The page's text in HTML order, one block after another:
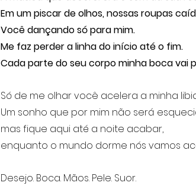
Em um piscar de olhos, nossas roupas
Você dançando só para mim.
Me faz perder a linha do início até o fim.
Cada parte do seu corpo minha boca vai
Só de me olhar você acelera a minha
Um sonho que por mim não será
mas fique aqui até a noite acabar,
enquanto o mundo dorme nós vamos
Desejo. Boca. Mãos. Pele. Suor.